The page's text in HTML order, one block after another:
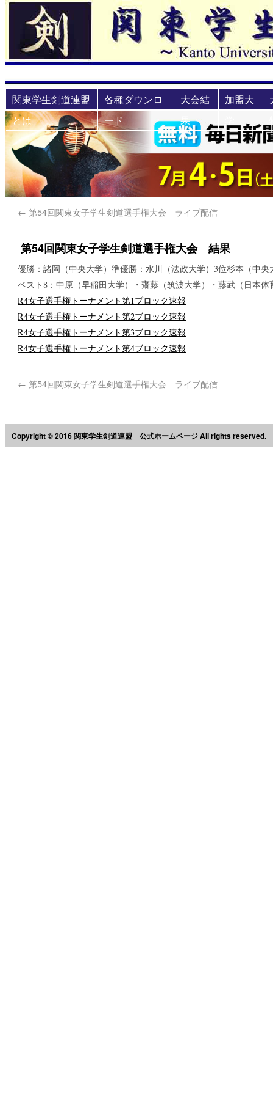
関東学生剣道連盟
とは
各種ダウンロ
ード
大会結
果
加盟大
← 第54回関東女子学生剣道選手権大会 ライブ配信
第54回関東女子学生剣道選手権大会 結果
優勝：諸岡（中央大学）準優勝：水川（法政大学）3位杉本（中
ベスト8：中原（早稲田大学）・齋藤（筑波大学）・藤武（日本
R4女子選手権トーナメント第1ブロック速報
R4女子選手権トーナメント第2ブロック速報
R4女子選手権トーナメント第3ブロック速報
R4女子選手権トーナメント第4ブロック速報
← 第54回関東女子学生剣道選手権大会 ライブ配信
Copyright © 2016 関東学生剣道連盟 公式ホームページ All rights reserved.